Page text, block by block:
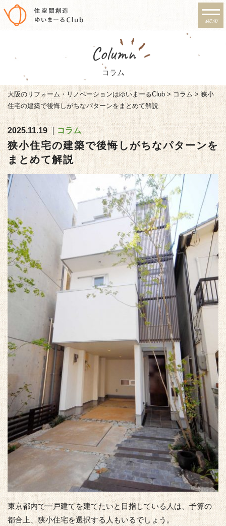
リノベーション・注文住宅
のゆいまーるClub
MENU
Column
コラム
大阪のリフォーム・リノベーションはゆいまーるClub > コラム> 狭小
住宅の建築で後悔しがちなパターンをまとめて解説
2025.11.19 コラム
狭小住宅の建築で後悔しがちなパターンを
まとめて解説
東京都内で一戸建てを建てたいと目指している人は、予算の
都合上、狭小住宅を選択する人もいるでしょう。